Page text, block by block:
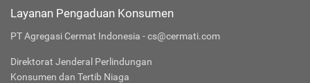
Layanan Pengaduan Konsumen
PT Agregasi Cermat Indonesia - cs@cermati.com
Direktorat Jenderal Perlindungan
Konsumen dan Tertib Niaga